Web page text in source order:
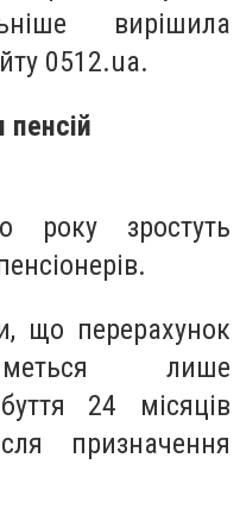
вирішила
0512.ua.
року зростуть
.
що перерахунок
лише
24 місяців
призначення